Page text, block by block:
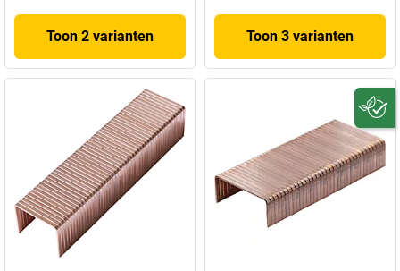
Toon 2 varianten Toon 3 varianten